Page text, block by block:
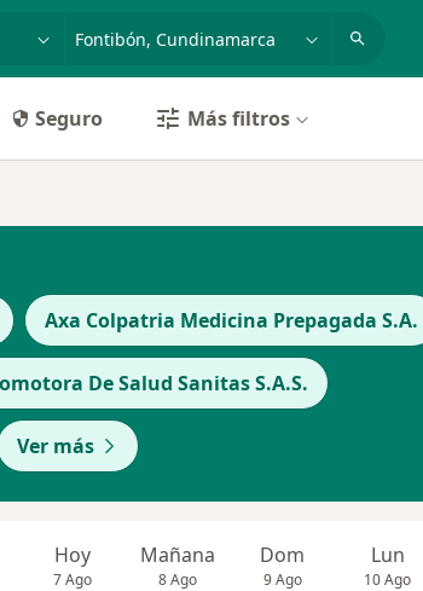
o nombre
p. ej. Bogotá
Seguro Más filtros
Axa Colpatria Medicina Prepagada S.A.
De Salud Sanitas S.A.S.
Ver más
Hoy
7 Ago
Mañana
8 Ago
Dom
9 Ago
Lun
10 Ago